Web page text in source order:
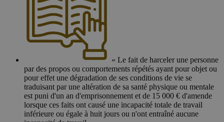
« Le fait de harceler une personne
par des propos ou comportements répétés ayant pour objet ou
pour effet une dégradation de ses conditions de vie se
traduisant par une altération de sa santé physique ou mentale
est puni d'un an d'emprisonnement et de 15 000 € d'amende
lorsque ces faits ont causé une incapacité totale de travail
inférieure ou égale à huit jours ou n'ont entraîné aucune